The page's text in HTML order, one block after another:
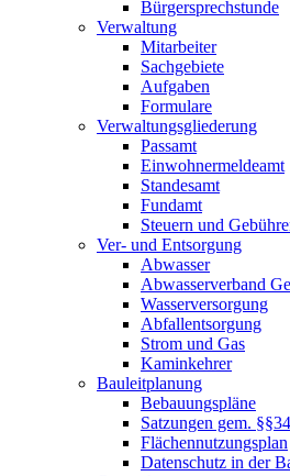
Bürgersprechstunde
Verwaltung
Mitarbeiter
Sachgebiete
Aufgaben
Formulare
Verwaltungsgliederung
Passamt
Einwohnermeldeamt
Standesamt
Fundamt
Steuern und
Ver- und Entsorgung
Abwasser
Abwasserverband
Wasserversorgung
Abfallentsorgung
Strom und Gas
Kaminkehrer
Bauleitplanung
Bebauungspläne
Satzungen gem.
Flächennutzungsplan
Datenschutz in der